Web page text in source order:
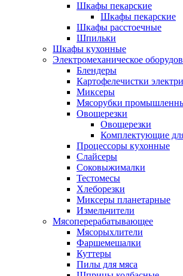
Шкафы пекарские
Шкафы пекарские
Шкафы расстоечные
Шпильки
Шкафы кухонные
Электромеханическое
Блендеры
Картофелечистки
Миксеры
Мясорубки
Овощерезки
Овощерезки
Комплектующие
Процессоры кухонные
Слайсеры
Соковыжималки
Тестомесы
Хлеборезки
Миксеры планетарные
Измельчители
Мясоперерабатывающее
Мясорыхлители
Фаршемешалки
Куттеры
Пилы для мяса